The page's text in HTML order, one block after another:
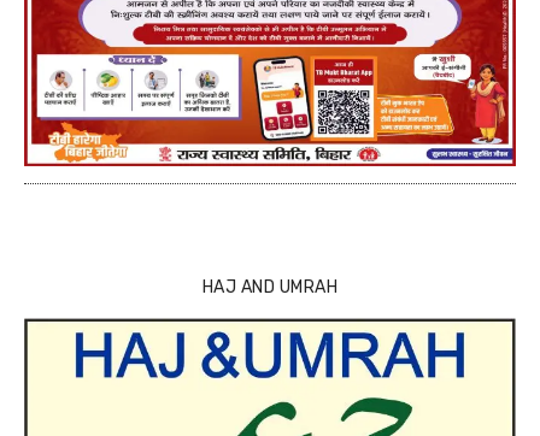
HAJ AND UMRAH